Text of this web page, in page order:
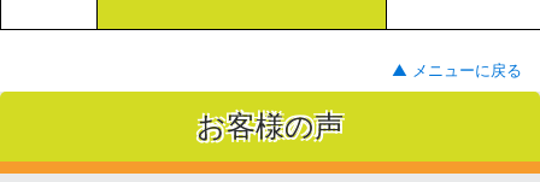
▲ メニューに戻る
お客様の声